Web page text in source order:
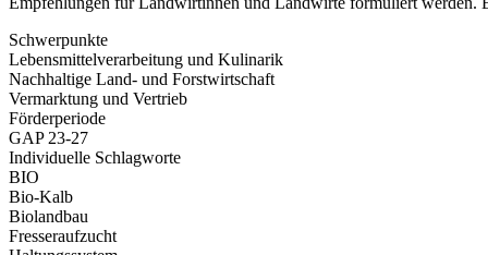
Schwerpunkte
Lebensmittelverarbeitung und Kulinarik
Nachhaltige Land- und Forstwirtschaft
Vermarktung und Vertrieb
Förderperiode
GAP 23-27
Individuelle Schlagworte
BIO
Bio-Kalb
Biolandbau
Fresseraufzucht